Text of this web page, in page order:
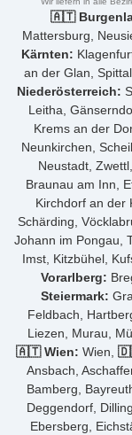
🇦🇹
Mattersburg,
Kärnten:
an der Glan,
Niederösterreich:
Leitha,
Krems an der
Neunkirchen,
Neustadt, Zwettl,
Braunau am Inn,
Kirchdorf an der
Schärding,
Johann im Pongau,
Imst, Kitzbühel,
Vorarlberg:
Steiermark:
Feldbach,
Liezen, Murau,
🇦🇹 Wien: Wien,
Ansbach,
Bamberg,
Deggendorf,
Ebersberg,